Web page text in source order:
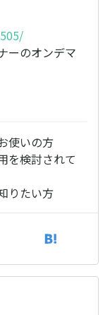
ーのオンデマ
使いの方
を検討されて
りたい方